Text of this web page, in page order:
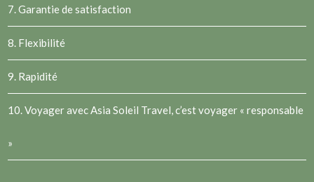
7. Garantie de satisfaction
8. Flexibilité
9. Rapidité
10. Voyager avec Asia Soleil Travel, c’est voyager « responsable
»